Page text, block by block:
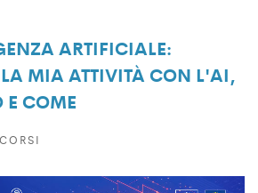
ARTIFICIALE:
LA MIA ATTIVITÀ CON L'AI,
E COME
CORSI